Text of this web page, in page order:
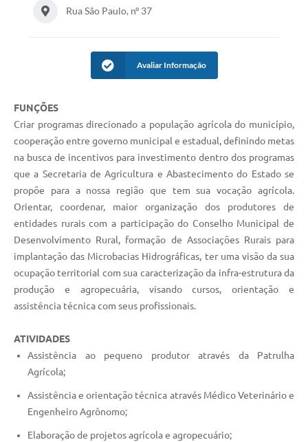
Links
Serviços Online
Telefones Úteis
A Prefeitura
Diário Oficial
Rua São Paulo, nº 37
Avaliar Informação
FUNÇÕES
Criar programas direcionado a população agrícola do município,
cooperação entre governo municipal e estadual, definindo metas
na busca de incentivos para investimento dentro dos programas
que a Secretaria de Agricultura e Abastecimento do Estado se
propõe para a nossa região que tem sua vocação agrícola.
Orientar, coordenar, maior organização dos produtores de
entidades rurais com a participação do Conselho Municipal de
Desenvolvimento Rural, formação de Associações Rurais para
implantação das Microbacias Hidrográficas, ter uma visão da sua
ocupação territorial com sua caracterização da infra-estrutura da
produção e agropecuária, visando cursos, orientação e
assistência técnica com seus profissionais.
ATIVIDADES
Assistência ao pequeno produtor através da Patrulha
Agrícola;
Assistência e orientação técnica através Médico Veterinário e
Engenheiro Agrônomo;
Elaboração de projetos agrícola e agropecuário;